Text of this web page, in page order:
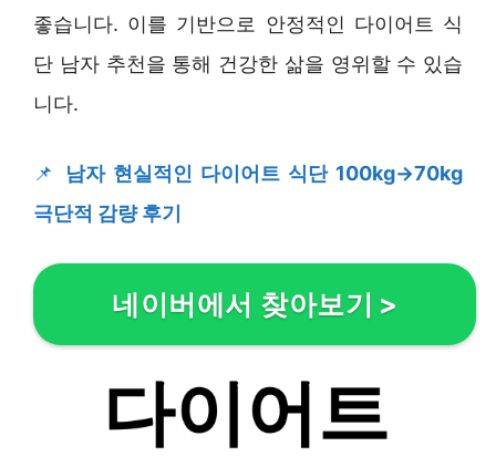
좋습니다. 이를 기반으로 안정적인 다이어트 식
단 남자 추천을 통해 건강한 삶을 영위할 수 있습
니다.
📌 남자 현실적인 다이어트 식단 100kg→70kg
극단적 감량 후기
네이버에서 찾아보기 >